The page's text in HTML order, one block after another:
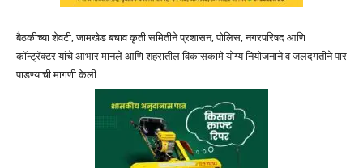
बैठकीच्या शेवटी, जामखेड बचाव कृती समितीने प्रशासन, पोलिस, नगरपरिषद आणि
कॉन्ट्रॅक्टर यांचे आभार मानले आणि शहरातील विकासकामे योग्य नियोजनाने व जलदगतीने पार
पाडण्याची मागणी केली.